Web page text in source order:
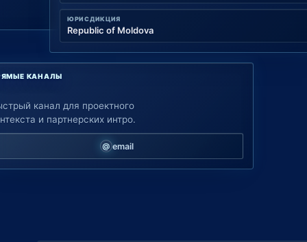
ЮРИСДИКЦИЯ
Republic of Moldova
КАНАЛЫ
канал для проектного
и партнерских интро.
email